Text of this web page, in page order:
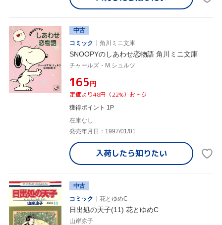
中古
コミック
角川ミニ文庫
SNOOPYのしあわせ恋物語 角川ミニ文庫
チャールズ・M.シュルツ
¥165円
定価より48円（22%）おトク
獲得ポイント 1P
在庫なし
発売年月日：1997/01/01
入荷したら知りたい
中古
コミック
花とゆめC
日出処の天子(11) 花とゆめC
山岸凉子